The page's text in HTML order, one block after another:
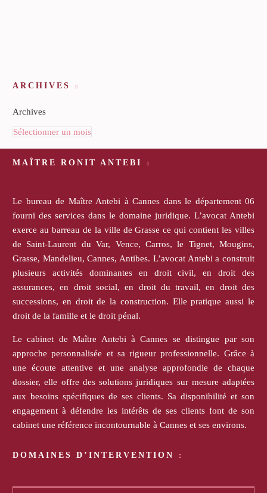
ARCHIVES
Archives
Sélectionner un mois
MAÎTRE RONIT ANTEBI
Le bureau de Maître Antebi à Cannes dans le département 06
fourni des services dans le domaine juridique. L’avocat Antebi
exerce au barreau de la ville de Grasse ce qui contient les villes
de Saint-Laurent du Var, Vence, Carros, le Tignet, Mougins,
Grasse, Mandelieu, Cannes, Antibes. L’avocat Antebi a construit
plusieurs activités dominantes en droit civil, en droit des
assurances, en droit social, en droit du travail, en droit des
successions, en droit de la construction. Elle pratique aussi le
droit de la famille et le droit pénal.
Le cabinet de Maître Antebi à Cannes se distingue par son
approche personnalisée et sa rigueur professionnelle. Grâce à
une écoute attentive et une analyse approfondie de chaque
dossier, elle offre des solutions juridiques sur mesure adaptées
aux besoins spécifiques de ses clients. Sa disponibilité et son
engagement à défendre les intérêts de ses clients font de son
cabinet une référence incontournable à Cannes et ses environs.
DOMAINES D’INTERVENTION